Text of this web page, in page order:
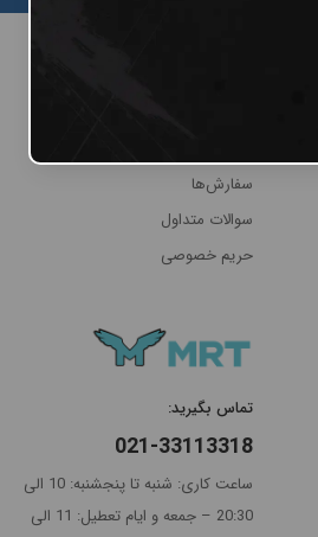
سفارش‌ها
سوالات متداول
حریم خصوصی
تماس بگیرید:
021-33113318
ساعت کاری: شنبه تا پنجشنبه: 10 الی
20:30 – جمعه و ایام تعطیل: 11 الی